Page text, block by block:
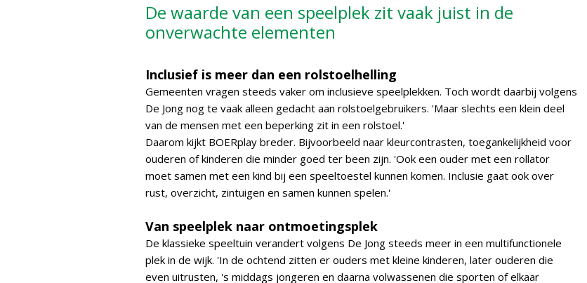
De waarde van een speelplek zit vaak juist in de
onverwachte elementen
Inclusief is meer dan een rolstoelhelling
Gemeenten vragen steeds vaker om inclusieve speelplekken. Toch wordt daarbij volgens
De Jong nog te vaak alleen gedacht aan rolstoelgebruikers. 'Maar slechts een klein deel
van de mensen met een beperking zit in een rolstoel.'
Daarom kijkt BOERplay breder. Bijvoorbeeld naar kleurcontrasten, toegankelijkheid voor
ouderen of kinderen die minder goed ter been zijn. 'Ook een ouder met een rollator
moet samen met een kind bij een speeltoestel kunnen komen. Inclusie gaat ook over
rust, overzicht, zintuigen en samen kunnen spelen.'
Van speelplek naar ontmoetingsplek
De klassieke speeltuin verandert volgens De Jong steeds meer in een multifunctionele
plek in de wijk. 'In de ochtend zitten er ouders met kleine kinderen, later ouderen die
even uitrusten, 's middags jongeren en daarna volwassenen die sporten of elkaar